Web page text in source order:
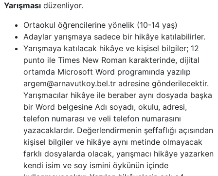
Yarışması düzenliyor.
Ortaokul öğrencilerine yönelik (10-14 yaş)
Adaylar yarışmaya sadece bir hikâye katılabilirler.
Yarışmaya katılacak hikâye ve kişisel bilgiler; 12
punto ile Times New Roman karakterinde, dijital
ortamda Microsoft Word programında yazılıp
argem@arnavutkoy.bel.tr adresine gönderilecektir.
Yarışmacılar hikâye ile beraber aynı dosyada başka
bir Word belgesine Adı soyadı, okulu, adresi,
telefon numarası ve veli telefon numarasını
yazacaklardır. Değerlendirmenin şeffaflığı açısından
kişisel bilgiler ve hikâye aynı metinde olmayacak
farklı dosyalarda olacak, yarışmacı hikâye yazarken
kendi isim ve soy ismini öykünün içinde